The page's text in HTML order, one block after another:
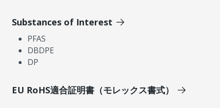
Substances of Interest
PFAS
DBDPE
DP
EU RoHS適合証明書（モレックス書式）